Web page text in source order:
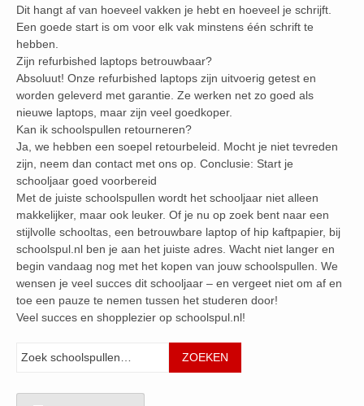
Dit hangt af van hoeveel vakken je hebt en hoeveel je schrijft.
Een goede start is om voor elk vak minstens één schrift te
hebben.
Zijn refurbished laptops betrouwbaar?
Absoluut! Onze refurbished laptops zijn uitvoerig getest en
worden geleverd met garantie. Ze werken net zo goed als
nieuwe laptops, maar zijn veel goedkoper.
Kan ik schoolspullen retourneren?
Ja, we hebben een soepel retourbeleid. Mocht je niet tevreden
zijn, neem dan contact met ons op. Conclusie: Start je
schooljaar goed voorbereid
Met de juiste schoolspullen wordt het schooljaar niet alleen
makkelijker, maar ook leuker. Of je nu op zoek bent naar een
stijlvolle schooltas, een betrouwbare laptop of hip kaftpapier, bij
schoolspul.nl ben je aan het juiste adres. Wacht niet langer en
begin vandaag nog met het kopen van jouw schoolspullen. We
wensen je veel succes dit schooljaar – en vergeet niet om af en
toe een pauze te nemen tussen het studeren door!
Veel succes en shopplezier op schoolspul.nl!
ZOEKEN